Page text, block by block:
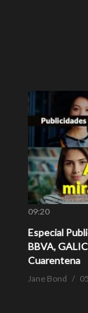
09:20
Especial
BBVA,
Cuarentena
Jane Bond